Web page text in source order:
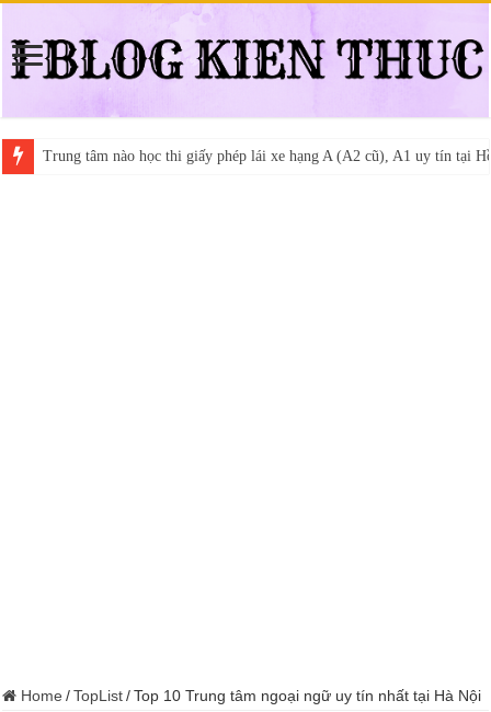
Trung tâm nào học thi giấy phép lái xe hạng A (A2 cũ), A1 uy tín tại
Dịch Vụ Chăm Sóc Ô Tô Tận Nhà Phường An Lạc HCM
Home / TopList / Top 10 Trung tâm ngoại ngữ uy tín nhất tại Hà Nội